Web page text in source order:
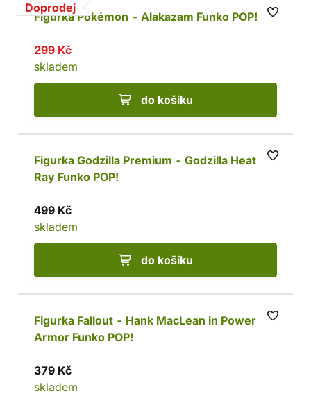
Doprodej
Figurka Pokémon - Alakazam Funko POP!
299 Kč
skladem
do košíku
Figurka Godzilla Premium - Godzilla Heat
Ray Funko POP!
499 Kč
skladem
do košíku
Figurka Fallout - Hank MacLean in Power
Armor Funko POP!
379 Kč
skladem